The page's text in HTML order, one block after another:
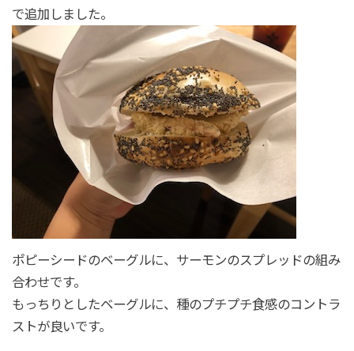
で追加しました。
ポピーシードのベーグルに、サーモンのスプレッドの組み
合わせです。
もっちりとしたベーグルに、種のプチプチ食感のコントラ
ストが良いです。